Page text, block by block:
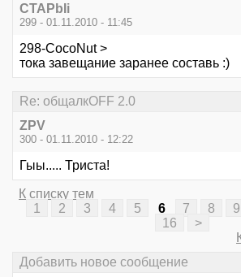
CTAPbIi
299 - 01.11.2010 - 11:45
298-CocoNut >
тока завещание заранее составь :)
Re: общалкOFF 2.0
ZPV
300 - 01.11.2010 - 12:22
Гыы..... Триста!
К списку тем
1
2 3 4 5 6 7 8 9
16
>
Добавить новое сообщение